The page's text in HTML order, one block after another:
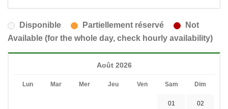
Disponible Partiellement réservé
Not
Available (for the whole day, check hourly availability)
Août 2026
Lun Mar Mer Jeu Ven Sam Dim
01 02